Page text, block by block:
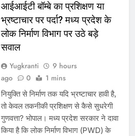
आईआईटी बॉम्बे का प्रशिक्षण या
भ्रष्टाचार पर पर्दा? मध्य प्रदेश के
लोक निर्माण विभाग पर उठे बड़े
सवाल
Yugkranti
9 hours
ago
0 1 mins
नियुक्ति से निर्माण तक यदि भ्रष्टाचार हावी है,
तो केवल तकनीकी प्रशिक्षण से कैसे सुधरेगी
गुणवत्ता? भोपाल। मध्य प्रदेश सरकार ने दावा
किया है कि लोक निर्माण विभाग (PWD) के